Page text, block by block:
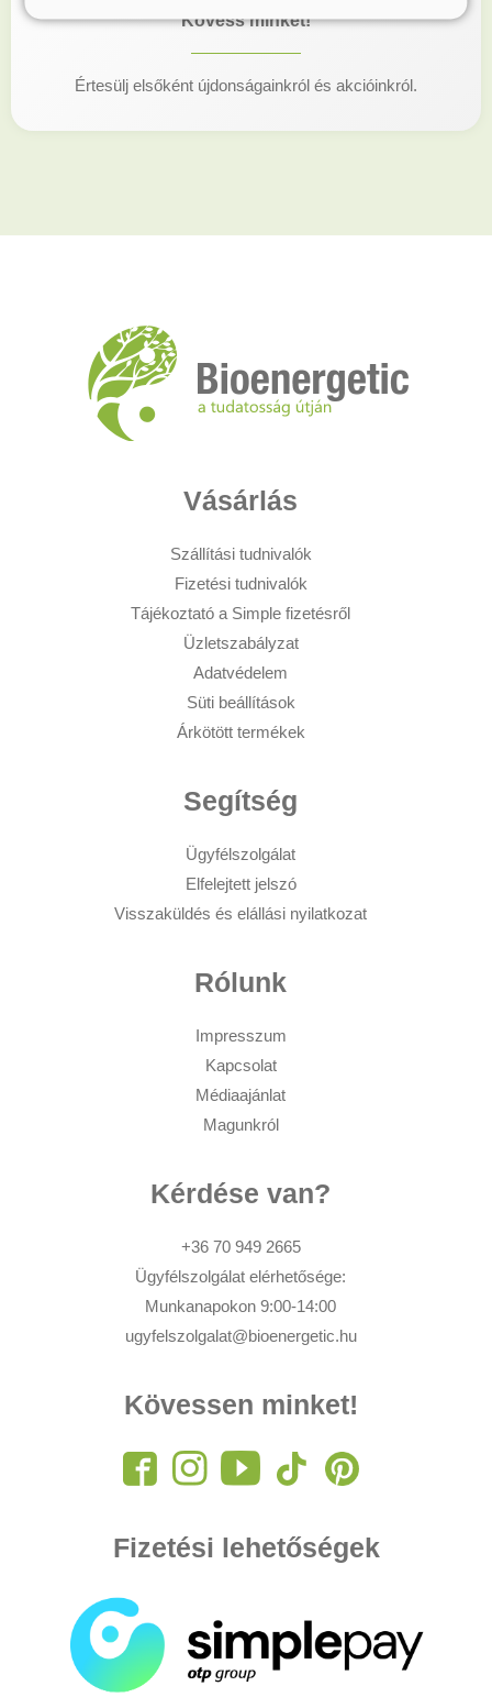
Kövess minket!
Értesülj elsőként újdonságainkról és akcióinkról.
Vásárlás
Szállítási tudnivalók
Fizetési tudnivalók
Tájékoztató a Simple fizetésről
Üzletszabályzat
Adatvédelem
Süti beállítások
Árkötött termékek
Segítség
Ügyfélszolgálat
Elfelejtett jelszó
Visszaküldés és elállási nyilatkozat
Rólunk
Impresszum
Kapcsolat
Médiaajánlat
Magunkról
Kérdése van?
+36 70 949 2665
Ügyfélszolgálat elérhetősége:
Munkanapokon 9:00-14:00
ugyfelszolgalat@bioenergetic.hu
Kövessen minket!
Fizetési lehetőségek